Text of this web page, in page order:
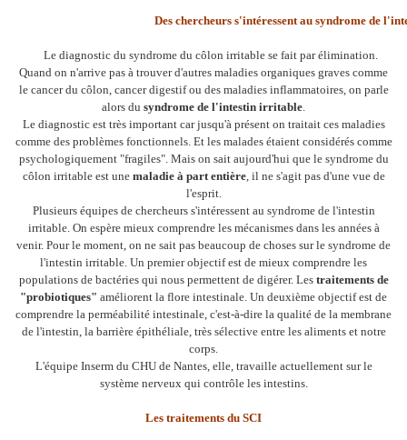
Des chercheurs s'intéressent au syndrome de
Le diagnostic du syndrome du côlon irritable se fait par élimination.
Quand on n'arrive pas à trouver d'autres maladies organiques graves comme
le cancer du côlon, cancer digestif ou des maladies inflammatoires, on parle
alors du syndrome de l'intestin irritable.
Le diagnostic est très important car jusqu'à présent on traitait ces maladies
comme des problèmes fonctionnels. Et les malades étaient considérés comme
psychologiquement "fragiles". Mais on sait aujourd'hui que le syndrome du
côlon irritable est une maladie à part entière, il ne s'agit pas d'une vue de
l'esprit.
Plusieurs équipes de chercheurs s'intéressent au syndrome de l'intestin
irritable. On espère mieux comprendre les mécanismes dans les années à
venir. Pour le moment, on ne sait pas beaucoup de choses sur le syndrome de
l'intestin irritable. Un premier objectif est de mieux comprendre les
populations de bactéries qui nous permettent de digérer. Les traitements de
"probiotiques" améliorent la flore intestinale. Un deuxième objectif est de
comprendre la perméabilité intestinale, c'est-à-dire la qualité de la membrane
de l'intestin, la barrière épithéliale, très sélective entre les aliments et notre
corps.
L'équipe Inserm du CHU de Nantes, elle, travaille actuellement sur le
système nerveux qui contrôle les intestins.
Les traitements du SCI